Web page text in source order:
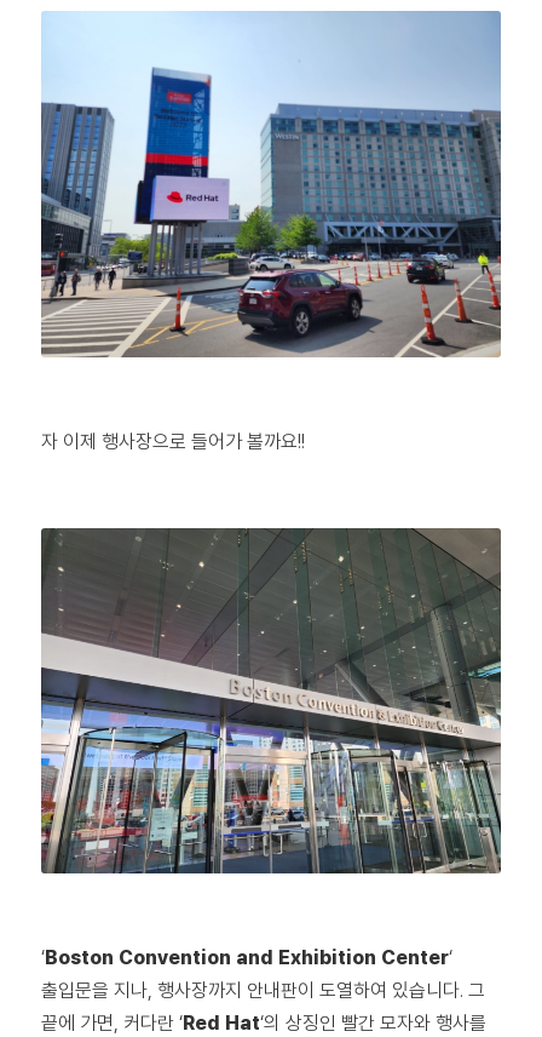
자 이제 행사장으로 들어가 볼까요!!
‘Boston Convention and Exhibition Center‘
출입문을 지나, 행사장까지 안내판이 도열하여 있습니다. 그
끝에 가면, 커다란 ‘Red Hat‘의 상징인 빨간 모자와 행사를